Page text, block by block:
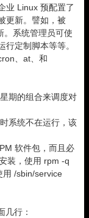
业 Linux 预配置了
更新。譬如，被
。系统管理员可使
定制脚本等等。
、at、和
期的组合来调度对
系统不在运行，该
软件包，而且必
装，使用 rpm -q
用 /sbin/service
几行：